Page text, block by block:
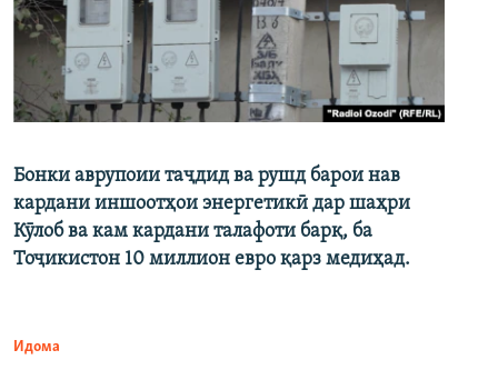
Бонки аврупоии таҷдид ва рушд барои нав
кардани иншоотҳои энергетикӣ дар шаҳри
Кӯлоб ва кам кардани талафоти барқ, ба
Тоҷикистон 10 миллион евро қарз медиҳад.
Идома